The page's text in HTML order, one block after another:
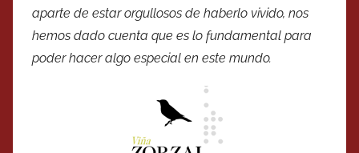
aparte de estar orgullosos de haberlo vivido, nos
hemos dado cuenta que es lo fundamental para
poder hacer algo especial en este mundo.